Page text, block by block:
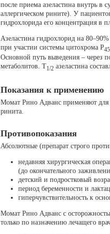
после приема азеластина внутрь в
аллергическом рините). У
гидрохлорида его концентрация в
Азеластина гидрохлорид на
при участии системы цитохрома Р
Основной путь выведения – через
метаболитов. Т1/2 азеластина
Показания к применению
Момат Рино Адванс применяют для
ринита.
Противопоказания
Абсолютные (препарат строго
недавняя хирургическая
(до окончательного
детский и подростковый
период беременности и
гиперчувствительность к
Момат Рино Адванс с
только по назначению лечащего